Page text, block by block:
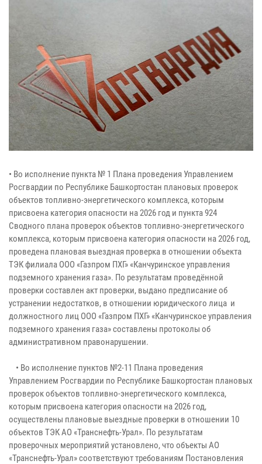
• Во исполнение пункта № 1 Плана проведения Управлением
Росгвардии по Республике Башкортостан плановых проверок
объектов топливно-энергетического комплекса, которым
присвоена категория опасности на 2026 год и пункта 924
Сводного плана проверок объектов топливно-энергетического
комплекса, которым присвоена категория опасности на 2026 год,
проведена плановая выездная проверка в отношении объекта
ТЭК филиала ООО «Газпром ПХГ» «Канчуринское управления
подземного хранения газа». По результатам проведённой
проверки составлен акт проверки, выдано предписание об
устранении недостатков, в отношении юридического лица и
должностного лиц ООО «Газпром ПХГ» «Канчуринское управления
подземного хранения газа» составлены протоколы об
административном правонарушении.
• Во исполнение пунктов №2-11 Плана проведения
Управлением Росгвардии по Республике Башкортостан плановых
проверок объектов топливно-энергетического комплекса,
которым присвоена категория опасности на 2026 год,
осуществлены плановые выездные проверки в отношении 10
объектов ТЭК АО «Транснефть-Урал». По результатам
проверочных мероприятий установлено, что объекты АО
«Транснефть-Урал» соответствуют требованиям Постановления